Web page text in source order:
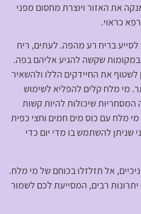
את האזור ויוצרת מחסום מפני
כראוי.
בריח רע מהפה. לעתים, ריח
במקומות שקשה להגיע אליהם בפה.
את החיידקים הללו ולהשאיר
מי מלח קלים להפליא לשימוש
המסחריות שיכולות להיות קשות
מי מלח עם כוס מים חמים וחצי כפית
שניתן להשתמש בו מדי יום כדי
אל תזלזלו בכוחם של מי מלח.
רבים, המסייעת לכם לשמור